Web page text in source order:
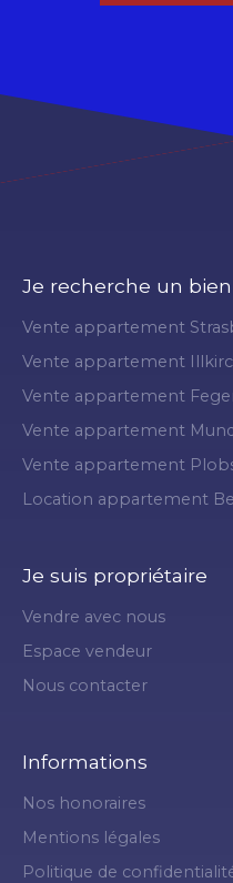
Je recherche un bien
Vente appartement
Vente appartement
Vente appartement
Vente appartement
Vente appartement
Location appartement
Je suis propriétaire
Vendre avec nous
Espace vendeur
Nous contacter
Informations
Nos honoraires
Mentions légales
Politique de